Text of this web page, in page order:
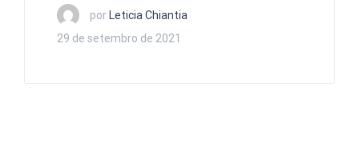
porLeticia Chiantia
29 de setembro de 2021